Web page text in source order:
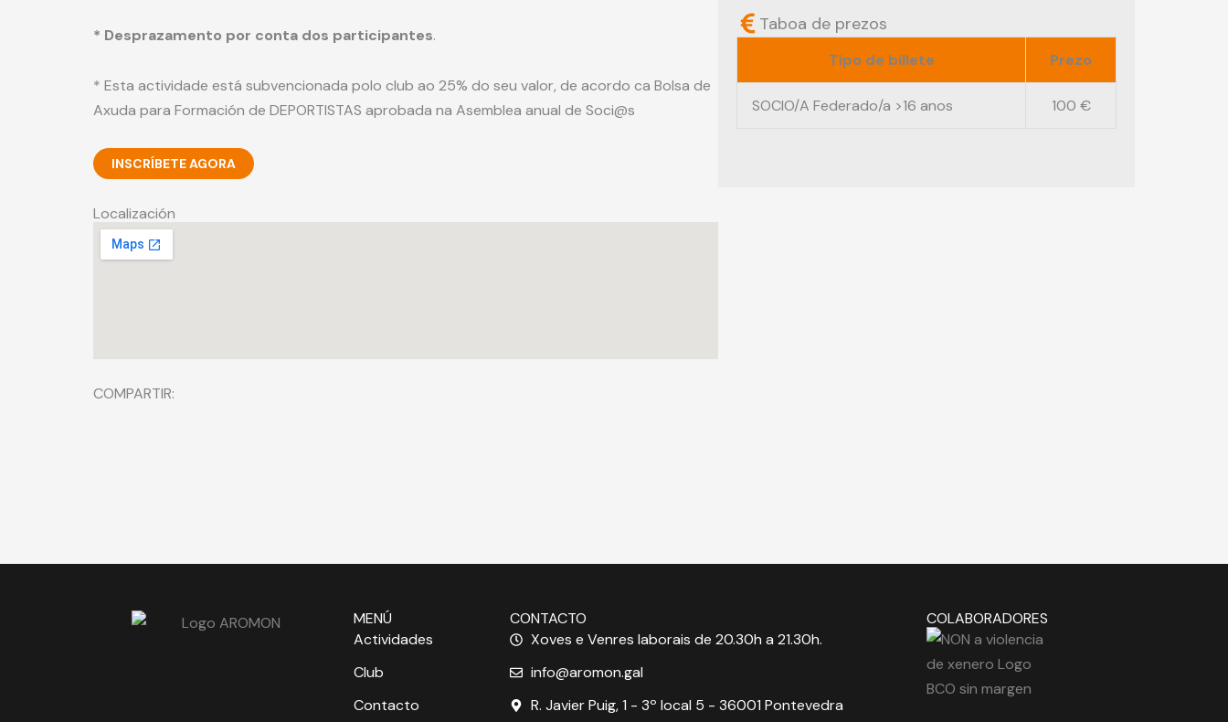
* Desprazamento por conta dos participantes.
* Esta actividade está subvencionada polo club ao 25% do seu valor, de acordo ca Bolsa de
Axuda para Formación de DEPORTISTAS aprobada na Asemblea anual de Soci@s
INSCRÍBETE AGORA
Localización
COMPARTIR:
Taboa de prezos
Tipo de billete Prezo
SOCIO/A Federado/a >16 anos 100 €
MENÚ
Actividades
Club
Contacto
CONTACTO
Xoves e Venres laborais de 20.30h a 21.30h.
info@aromon.gal
R. Javier Puig, 1 - 3º local 5 - 36001 Pontevedra
COLABORADORES